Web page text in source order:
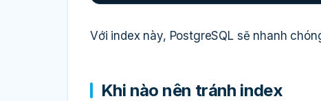
Với index này, PostgreSQL sẽ nhanh
Khi nào nên tránh index